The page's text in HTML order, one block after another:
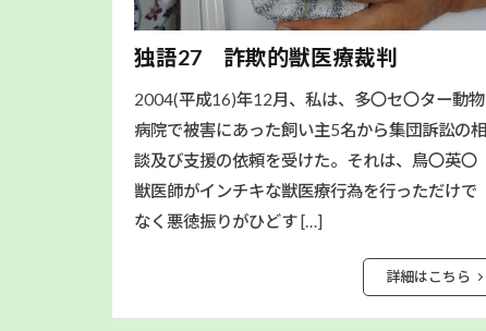
独語27 詐欺的獣医療裁判
2004(平成16)年12月、私は、多〇セ〇ター動物
病院で被害にあった飼い主5名から集団訴訟の相
談及び支援の依頼を受けた。それは、鳥〇英〇
獣医師がインチキな獣医療行為を行っただけで
なく悪徳振りがひどす […]
詳細はこちら